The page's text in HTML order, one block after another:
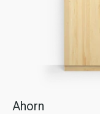
Ahorn